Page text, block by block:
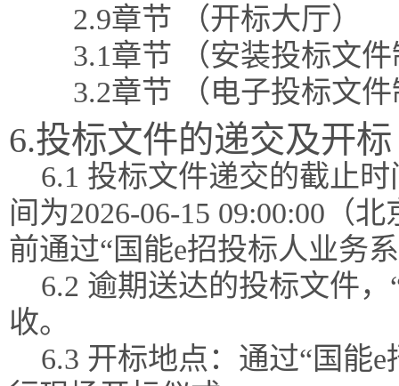
2.9章节 （开标大厅）
3.1章节 （安装投标文
3.2章节 （电子投标文
6.投标文件的递交及开标
6.1 投标文件递交的截止
间为2026-06-15 09:00:00（
前通过“国能e招投标人业务
6.2 逾期送达的投标文件
收。
6.3 开标地点：通过“国能